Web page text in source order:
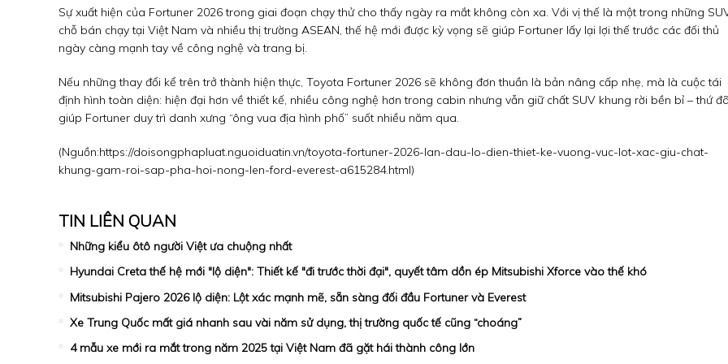
Sự xuất hiện của Fortuner 2026 trong giai đoạn chạy thử cho thấy ngày ra mắt không còn xa. Với vị thế là một trong những
chỗ bán chạy tại Việt Nam và nhiều thị trường ASEAN, thế hệ mới được kỳ vọng sẽ giúp Fortuner lấy lại lợi thế trước các đối thủ
ngày càng mạnh tay về công nghệ và trang bị.
Nếu những thay đổi kể trên trở thành hiện thực, Toyota Fortuner 2026 sẽ không đơn thuần là bản nâng cấp nhẹ, mà là cuộc tái
định hình toàn diện: hiện đại hơn về thiết kế, nhiều công nghệ hơn trong cabin nhưng vẫn giữ chất SUV khung rời bền bỉ – thứ đã
giúp Fortuner duy trì danh xưng “ông vua địa hình phố” suốt nhiều năm qua.
(Nguồn:https://doisongphapluat.nguoiduatin.vn/toyota-fortuner-2026-lan-dau-lo-dien-thiet-ke-vuong-vuc-lot-xac-giu-chat-
khung-gam-roi-sap-pha-hoi-nong-len-ford-everest-a615284.html)
TIN LIÊN QUAN
Những kiểu ôtô người Việt ưa chuộng nhất
Hyundai Creta thế hệ mới "lộ diện": Thiết kế "đi trước thời đại", quyết tâm dồn ép Mitsubishi Xforce vào thế khó
Mitsubishi Pajero 2026 lộ diện: Lột xác mạnh mẽ, sẵn sàng đối đầu Fortuner và Everest
Xe Trung Quốc mất giá nhanh sau vài năm sử dụng, thị trường quốc tế cũng “choáng”
4 mẫu xe mới ra mắt trong năm 2025 tại Việt Nam đã gặt hái thành công lớn